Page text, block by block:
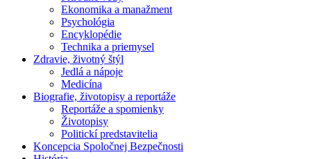
Ekonomika a manažment
Psychológia
Encyklopédie
Technika a priemysel
Zdravie, životný štýl
Jedlá a nápoje
Medicína
Biografie, životopisy a reportáže
Reportáže a spomienky
Životopisy
Politickí predstavitelia
Koncepcia Spoločnej Bezpečnosti